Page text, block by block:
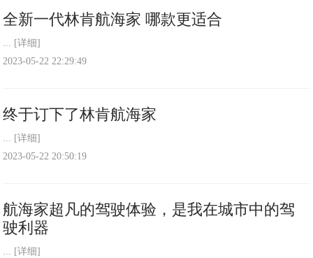
全新一代林肯航海家 哪款更适合
... [详细]
2023-05-22 22:29:49
终于订下了林肯航海家
... [详细]
2023-05-22 20:50:19
航海家超凡的驾驶体验，是我在城市中的驾
驶利器
... [详细]